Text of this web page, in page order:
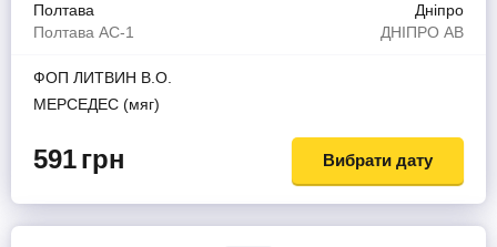
Полтава
Дніпро
Полтава АС-1
ДНIПРО АВ
ФОП ЛИТВИН В.О.
МЕРСЕДЕС (мяг)
591грн Вибрати дату